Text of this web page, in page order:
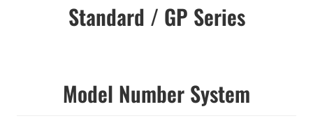
Standard / GP Series
Model Number System